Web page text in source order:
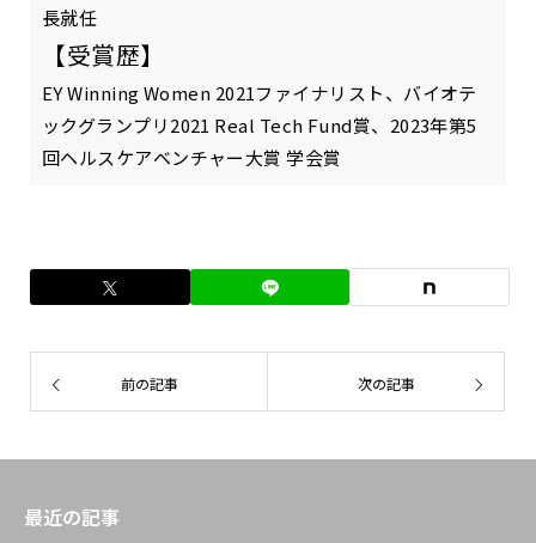
長就任
【受賞歴】
EY Winning Women 2021ファイナリスト、バイオテ
ックグランプリ2021 Real Tech Fund賞、2023年第5
回ヘルスケアベンチャー大賞 学会賞
前の記事 次の記事
最近の記事